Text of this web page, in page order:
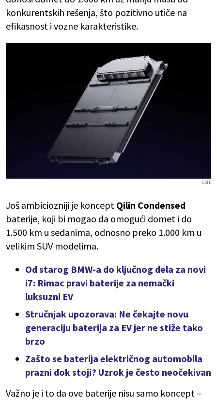
konkurentskih rešenja, što pozitivno utiče na
efikasnost i vozne karakteristike.
CATL
Još ambiciozniji je koncept Qilin Condensed
baterije, koji bi mogao da omogući domet i do
1.500 km u sedanima, odnosno preko 1.000 km u
velikim SUV modelima.
Od starog BMW-a do ključnog dela za novi
i7: Rimac pravi baterije za nemački
luksuzni EV
Stručnjak upozorava: Ne čekajte novu
generaciju baterija za EV jer ne stiže tako
brzo
Zašto se baterija električnog automobila
prazni dok stoji? Uzrok je često neočekivan
Važno je i to da ove baterije nisu samo koncept –